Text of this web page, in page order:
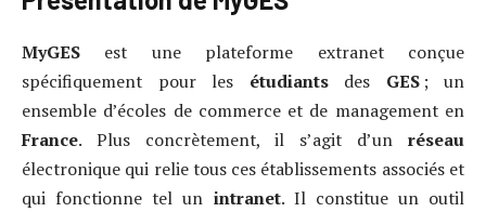
MyGES est une plateforme extranet conçue
spécifiquement pour les étudiantsdes GES; un
ensemble d’écoles de commerce et de management en
France. Plus concrètement, il s’agit d’un réseau
électronique qui relie tous ces établissements associés et
qui fonctionne tel un intranet. Il constitue un outil